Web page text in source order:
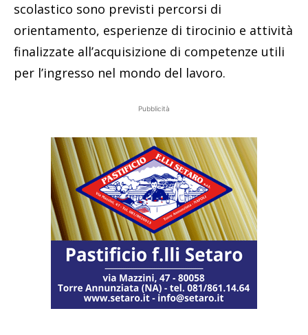
scolastico sono previsti percorsi di
orientamento, esperienze di tirocinio e attività
finalizzate all’acquisizione di competenze utili
per l’ingresso nel mondo del lavoro.
Pubblicità